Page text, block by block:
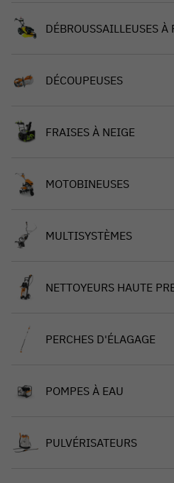
DÉBROUSSAILLEUSES À
DÉCOUPEUSES
FRAISES À NEIGE
MOTOBINEUSES
MULTISYSTÈMES
NETTOYEURS HAUTE
PERCHES D'ÉLAGAGE
POMPES À EAU
PULVÉRISATEURS